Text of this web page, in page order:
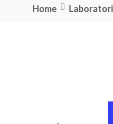
Home Laboratori